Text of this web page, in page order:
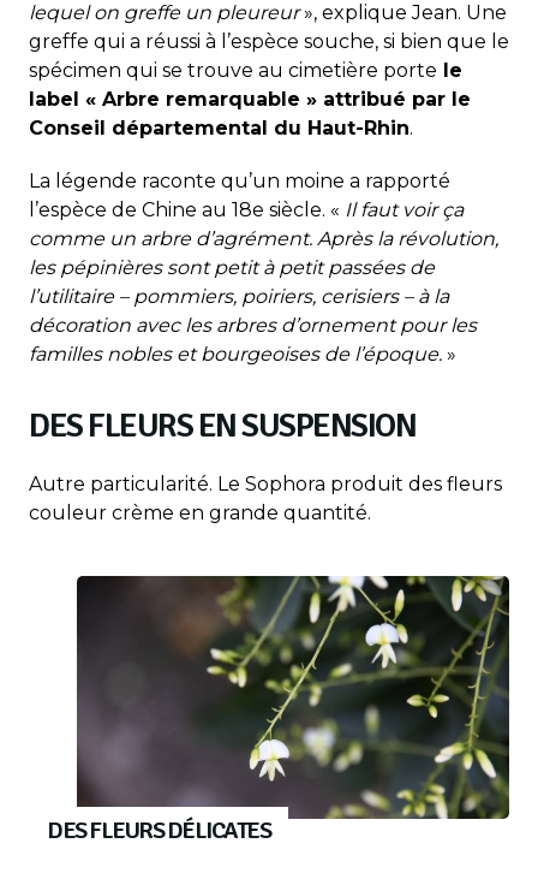
lequel on greffe un pleureur», explique Jean. Une
greffe qui a réussi à l’espèce souche, si bien que le
spécimen qui se trouve au cimetière porte le
label « Arbre remarquable » attribué par le
Conseil départemental du Haut-Rhin.
La légende raconte qu’un moine a rapporté
l’espèce de Chine au 18e siècle. « Il faut voir ça
comme un arbre d’agrément. Après la révolution,
les pépinières sont petit à petit passées de
l’utilitaire – pommiers, poiriers, cerisiers – à la
décoration avec les arbres d’ornement pour les
familles nobles et bourgeoises de l’époque. »
DES FLEURS EN SUSPENSION
Autre particularité. Le Sophora produit des fleurs
couleur crème en grande quantité.
DES FLEURS DÉLICATES